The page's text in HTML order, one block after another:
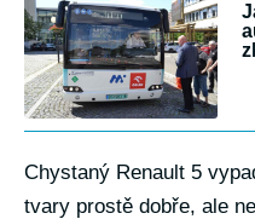
Chystaný Renault 5
tvary prostě dobře, ale